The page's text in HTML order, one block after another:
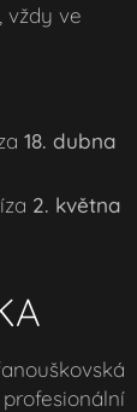
, vždy ve
18. dubna
2. května